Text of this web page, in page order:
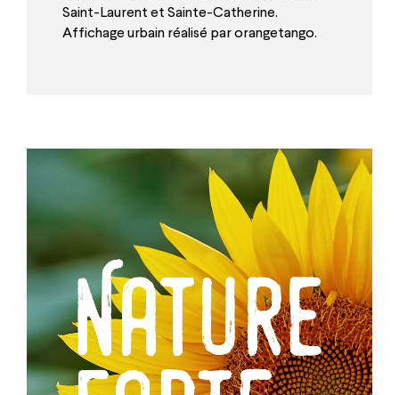
Saint-Laurent et Sainte-Catherine.
Affichage urbain réalisé par orangetango.